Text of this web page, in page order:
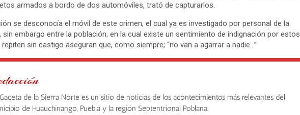
armados a bordo de dos automóviles, trató de capturarlos.
se desconocía el móvil de este crimen, el cual ya es investigado por personal de la
sin embargo entre la población, en la cual existe un sentimiento de indignación por estos
sin castigo aseguran que, como siempre; “no van a agarrar a nadie…”
de la Sierra Norte es un sitio de noticias de los acontecimientos más relevantes del
de Huauchinango, Puebla y la región Septentrional Poblana.